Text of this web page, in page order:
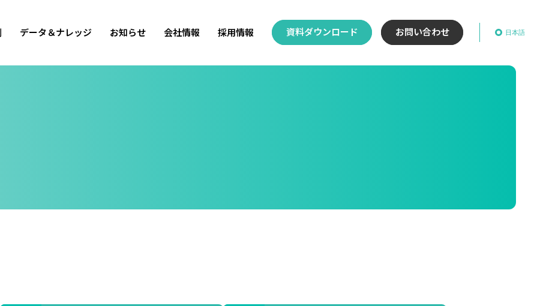
データ＆ナレッジ お知らせ 会社情報 採用情報 資料ダウンロード お問い合わせ 日本語